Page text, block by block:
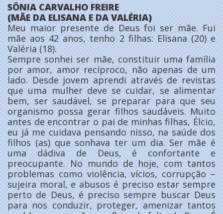
SÔNIA CARVALHO FREIRE
(MÃE DA ELISANA E DA VALÉRIA)
Meu maior presente de Deus foi ser mãe. Fui
mãe aos 42 anos, tenho 2 filhas: Elisana (20) e
Valéria (18).
Sempre sonhei ser mãe, constituir uma família
por amor, amor recíproco, não apenas de um
lado. Desde jovem aprendi através de revistas
que uma mulher deve se cuidar, se alimentar
bem, ser saudável, se preparar para que seu
organismo possa gerar filhos saudáveis. Muito
antes de encontrar o pai de minhas filhas, Élcio,
eu já me cuidava pensando nisso, na saúde dos
filhos (as) que sonhava ter um dia. Ser mãe é
uma dádiva de Deus, é confortante e
preocupante. No mundo de hoje, com tantos
problemas como violência, vícios, corrupção –
sujeira moral, e abusos é preciso estar sempre
perto de Deus, é preciso sempre buscar Deus
para nos conduzir, proteger, amenizar tantos